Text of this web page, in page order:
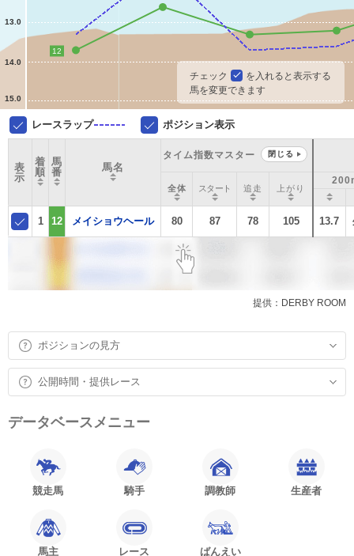
13.0
14.0
15.0
12
チェック
を入れると表示する
馬を変更できます
レースラップ ポジション表示
表
示
着
順
馬
番
馬名
タイム指数マスター 閉じる
全体 スタート 追走 上がり
1 12 メイショウヘール 80 87 78 105 13.7
提供：DERBY ROOM
ポジションの見方
公開時間・提供レース
データベースメニュー
競走馬 騎手 調教師 生産者
馬主 レース ばんえい